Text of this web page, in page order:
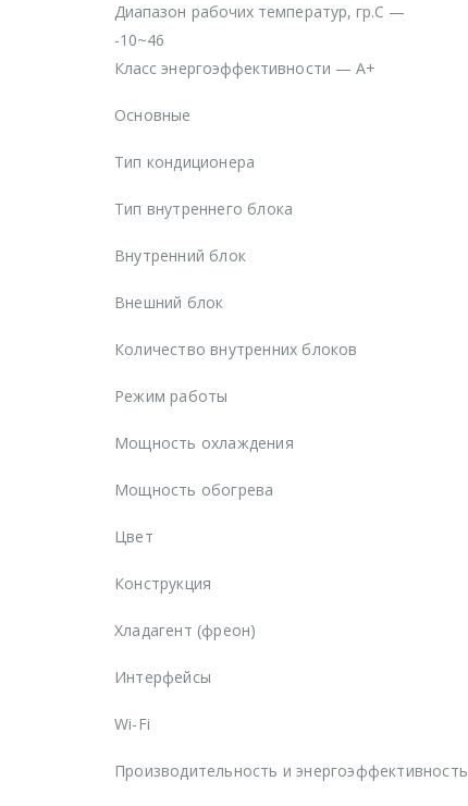
Диапазон рабочих температур, гр.С —
-10~46
Класс энергоэффективности — А+
Основные
Тип кондиционера
Тип внутреннего блока
Внутренний блок
Внешний блок
Количество внутренних блоков
Режим работы
Мощность охлаждения
Мощность обогрева
Цвет
Конструкция
Хладагент (фреон)
Интерфейсы
Wi-Fi
Производительность и энергоэффективность